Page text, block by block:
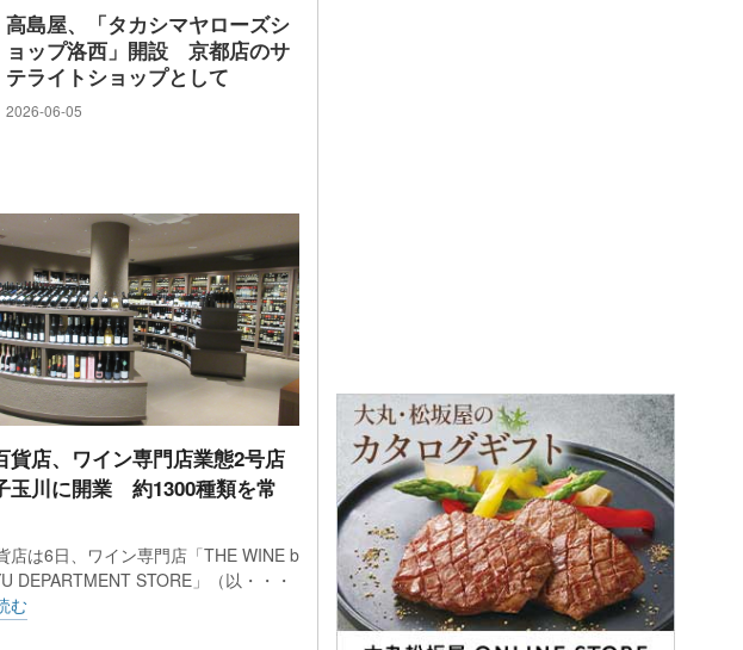
高島屋、「タカシマヤローズシ
ョップ洛西」開設 京都店のサ
テライトショップとして
2026-06-05
貨店、ワイン専門店業態2号店
玉川に開業 約1300種類を常
店は6日、ワイン専門店「THE WINE b
DEPARTMENT STORE」（以・・・
む